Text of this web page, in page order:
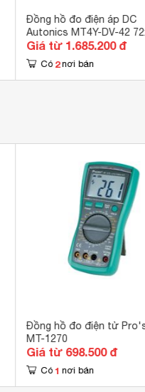
Đồng hồ đo điện áp DC
Autonics MT4Y-DV-42
Giá từ 1.685.200 đ
Có 2 nơi bán
Đồng hồ đo điện tử
MT-1270
Giá từ 698.500 đ
Có 1 nơi bán